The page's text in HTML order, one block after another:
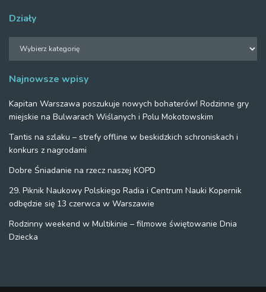
Działy
Najnowsze wpisy
Kapitan Warszawa poszukuje nowych bohaterów! Rodzinne gry
miejskie na Bulwarach Wiślanych i Polu Mokotowskim
Tantis na szlaku – strefy offline w beskidzkich schroniskach i
konkurs z nagrodami
Dobre Śniadanie na rzecz naszej KOPD
29. Piknik Naukowy Polskiego Radia i Centrum Nauki Kopernik
odbędzie się 13 czerwca w Warszawie
Rodzinny weekend w Multikinie – filmowe świętowanie Dnia
Dziecka